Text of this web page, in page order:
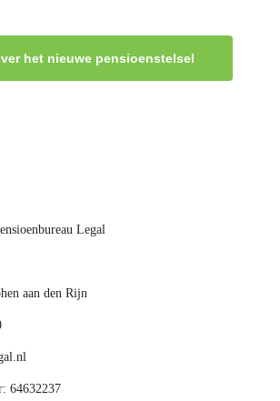
het nieuwe pensioenstelsel
Legal
aan den Rijn
64632237